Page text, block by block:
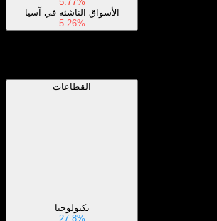
الأسواق الناشئة في آسيا
5.26%
القطاعات
تكنولوجيا
27.8%